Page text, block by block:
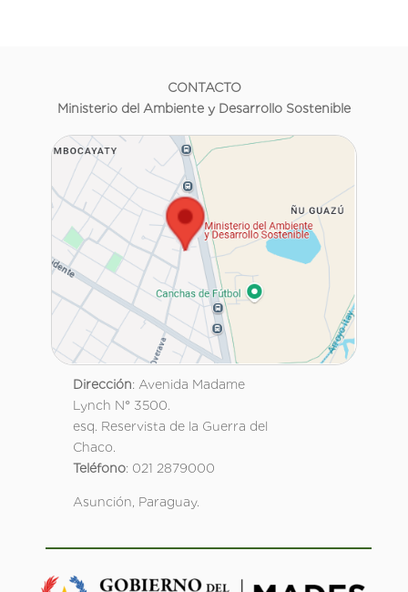
CONTACTO
Ministerio del Ambiente y Desarrollo Sostenible
Dirección: Avenida Madame
Lynch N° 3500.
esq. Reservista de la Guerra del
Chaco.
Teléfono: 021 2879000
Asunción, Paraguay.